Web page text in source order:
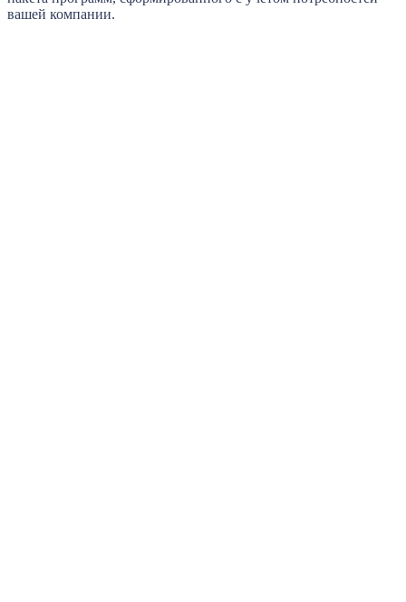
вашей компании.